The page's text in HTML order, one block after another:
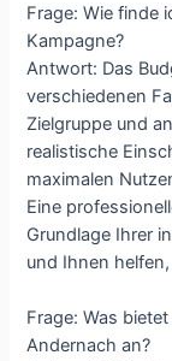
Frage: Wie finde
Kampagne?
Antwort: Das
verschiedenen
Zielgruppe und
realistische
maximalen
Eine
Grundlage Ihrer
und Ihnen
Frage: Was
Andernach an?